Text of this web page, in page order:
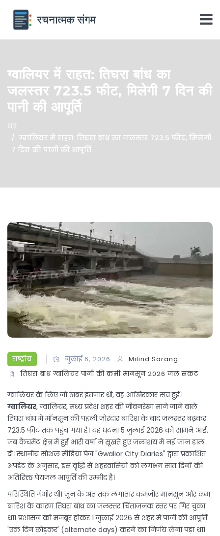
ग्वालियर में राहत: तिघरा बांध का
जलस्तर 723.5 फीट, मिलेगी 7 दिन की
पानी की आपूर्ति
घर
ग्वालियर में राहत: तिघरा बांध का जलस्तर 723.5 फीट, मिलेगी
7 दिन की पानी की आपूर्ति
राष्ट्रीय जुलाई 6, 2026
Milind Sarang
तिघरा बांध ग्वालियर पानी की कमी मानसून 2026 जल संकट
ग्वालियर के लिए जो खबर इंतज़ार थी, वह आखिरकार सच हुई।
ग्वालियर,ग्वालियर,मध्य प्रदेशशहर की जीवनरेखा माने जाने वाले
तिघरा बांधमें मॉनसून की पहली जोरदार बारिश के बाद जलस्तर बढ़कर
723.5 फीट तक पहुंच गया है। यह घटना5 जुलाई 2026 को सामने आई,
जब कैचमेंट क्षेत्र में हुई भारी वर्षा ने सूखते हुए जलाशय में नई जान डाल
दी। स्थानीय सोशल मीडिया पेज "Gwalior City Diaries" द्वारा प्रकाशित
अपडेट के अनुसार, इस वृद्धि से शहरवासियों को लगभग सात दिनों की
अतिरिक्त पेयजल आपूर्ति की उम्मीद है।
परिस्थिति गंभीर थी। जून के अंत तक लगातार कमजोर मानसून और कम
बारिश के कारण तिघरा बांध का जलस्तर चिंताजनक स्तर पर गिर चुका
था। प्रशासन को मजबूर होकर 1 जुलाई 2026 से शहर में पानी की आपूर्ति
'एक दिन छोड़कर' (alternate days) करने का निर्णय लेना पड़ा था।